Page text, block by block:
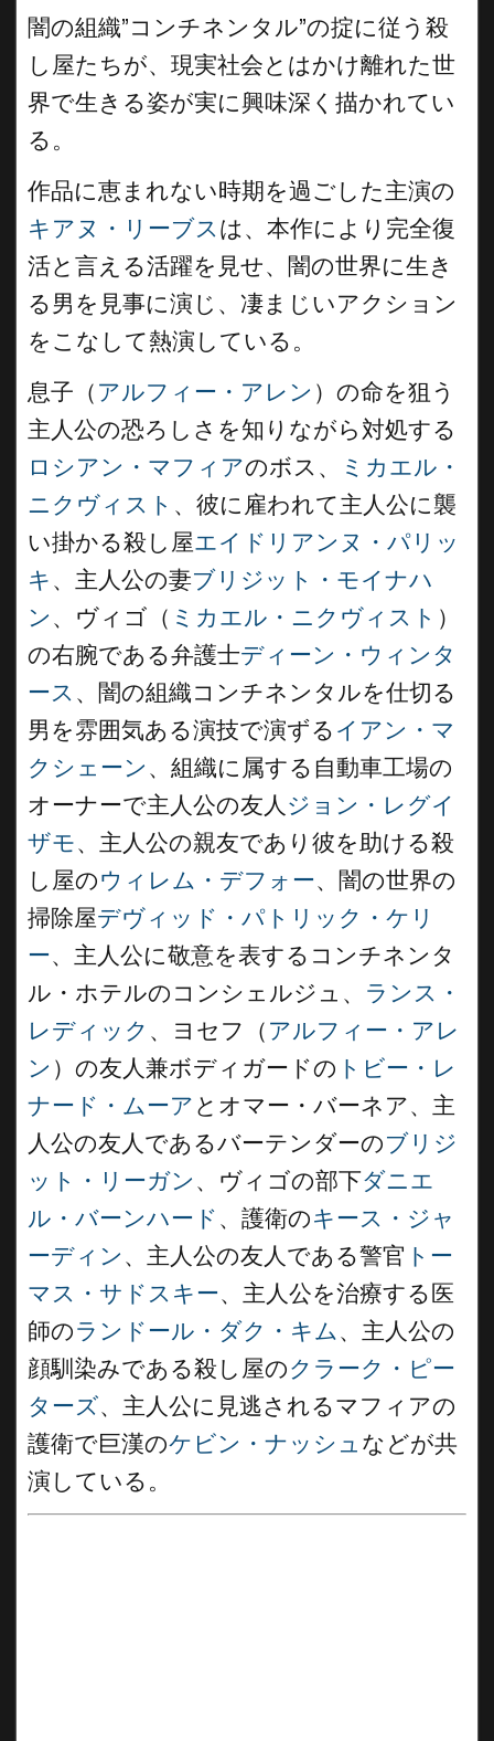
闇の組織”コンチネンタル”の掟に従う殺
し屋たちが、現実社会とはかけ離れた世
界で生きる姿が実に興味深く描かれてい
る。
作品に恵まれない時期を過ごした主演の
キアヌ・リーブスは、本作により完全復
活と言える活躍を見せ、闇の世界に生き
る男を見事に演じ、凄まじいアクション
をこなして熱演している。
息子（ アルフィー・アレン ）の命を狙う
主人公の恐ろしさを知りながら対処する
ロシアン・マフィアのボス、
ミカエル・
ニクヴィスト 、彼に雇われて主人公に襲
い掛かる殺し屋エイドリアンヌ・パリッ
キ 、主人公の妻ブリジット・モイナハ
ン 、ヴィゴ（ ミカエル・ニクヴィスト ）
の右腕である弁護士ディーン・ウィンタ
ース 、闇の組織コンチネンタルを仕切る
男を雰囲気ある演技で演ずる イアン・マ
クシェーン 、組織に属する自動車工場の
オーナーで主人公の友人 ジョン・レグイ
ザモ、主人公の親友であり彼を助ける殺
し屋のウィレム・デフォー、闇の世界の
掃除屋デヴィッド・パトリック・ケリ
ー、主人公に敬意を表するコンチネンタ
ル・ホテルのコンシェルジュ、 ランス・
レディック 、ヨセフ（ アルフィー・アレ
ン ）の友人兼ボディガードの トビー・レ
ナード・ムーア とオマー・バーネア、主
人公の友人であるバーテンダーのブリジ
ット・リーガン 、ヴィゴの部下ダニエ
ル・バーンハード 、護衛のキース・ジャ
ーディン 、主人公の友人である警官 トー
マス・サドスキー、主人公を治療する医
師のランドール・ダク・キム、主人公の
顔馴染みである殺し屋のクラーク・ピー
ターズ、主人公に見逃されるマフィアの
護衛で巨漢のケビン・ナッシュ などが共
演している。